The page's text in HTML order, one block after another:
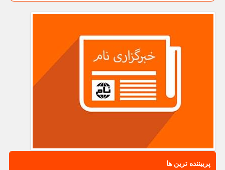
پربیننده ترین ها